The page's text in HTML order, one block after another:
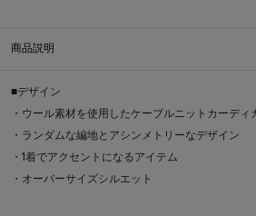
商品説明
■デザイン
・ウール素材を使用したケーブルニットカーディ
・ランダムな編地とアシンメトリーなデザイン
・1着でアクセントになるアイテム
・オーバーサイズシルエット